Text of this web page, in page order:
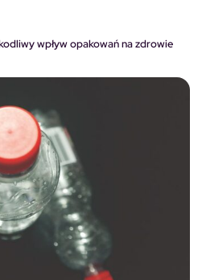
wpływ opakowań na zdrowie